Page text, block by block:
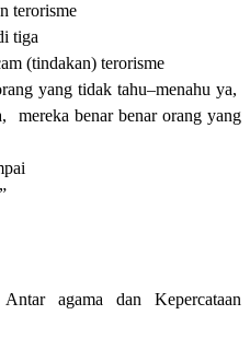
terorisme
tiga
(tindakan) terorisme
yang tidak tahu–menahu ya,
mereka benar benar orang yang
”
agama dan Kepercataan